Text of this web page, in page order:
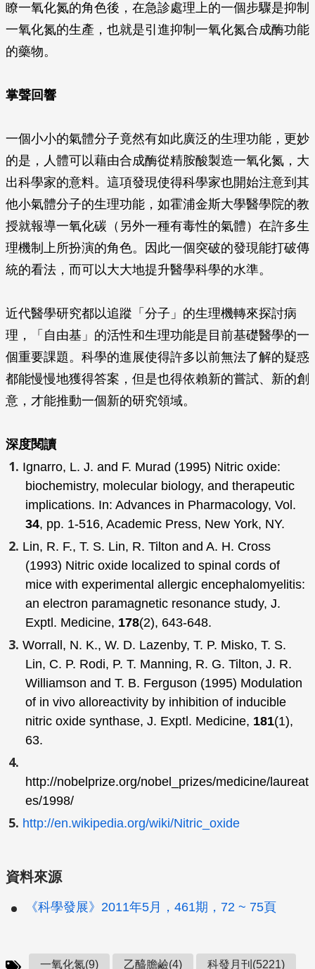
瞭一氧化氮的角色後，在急診處理上的一個步驟是抑制
一氧化氮的生產，也就是引進抑制一氧化氮合成酶功能
的藥物。
掌聲回響
一個小小的氣體分子竟然有如此廣泛的生理功能，更妙
的是，人體可以藉由合成酶從精胺酸製造一氧化氮，大
出科學家的意料。這項發現使得科學家也開始注意到其
他小氣體分子的生理功能，如霍浦金斯大學醫學院的教
授就報導一氧化碳（另外一種有毒性的氣體）在許多生
理機制上所扮演的角色。因此一個突破的發現能打破傳
統的看法，而可以大大地提升醫學科學的水準。
近代醫學研究都以追蹤「分子」的生理機轉來探討病
理，「自由基」的活性和生理功能是目前基礎醫學的一
個重要課題。科學的進展使得許多以前無法了解的疑惑
都能慢慢地獲得答案，但是也得依賴新的嘗試、新的創
意，才能推動一個新的研究領域。
深度閱讀
Ignarro, L. J. and F. Murad (1995) Nitric oxide:
biochemistry, molecular biology, and therapeutic
implications. In: Advances in Pharmacology, Vol.
34, pp. 1-516, Academic Press, New York, NY.
Lin, R. F., T. S. Lin, R. Tilton and A. H. Cross
(1993) Nitric oxide localized to spinal cords of
mice with experimental allergic encephalomyelitis:
an electron paramagnetic resonance study, J.
Exptl. Medicine, 178(2), 643-648.
Worrall, N. K., W. D. Lazenby, T. P. Misko, T. S.
Lin, C. P. Rodi, P. T. Manning, R. G. Tilton, J. R.
Williamson and T. B. Ferguson (1995) Modulation
of in vivo alloreactivity by inhibition of inducible
nitric oxide synthase, J. Exptl. Medicine, 181(1),
63.
http://nobelprize.org/nobel_prizes/medicine/laureat
es/1998/
http://en.wikipedia.org/wiki/Nitric_oxide
資料來源
《科學發展》2011年5月，461期，72 ~ 75頁
一氧化氮(9) 乙醯膽鹼(4) 科發月刊(5221)